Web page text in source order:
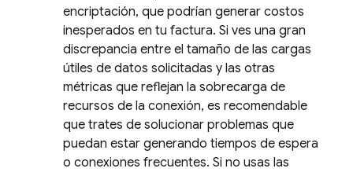
encriptación, que podrían generar costos
inesperados en tu factura. Si ves una gran
discrepancia entre el tamaño de las cargas
útiles de datos solicitadas y las otras
métricas que reflejan la sobrecarga de
recursos de la conexión, es recomendable
que trates de solucionar problemas que
puedan estar generando tiempos de espera
o conexiones frecuentes. Si no usas las